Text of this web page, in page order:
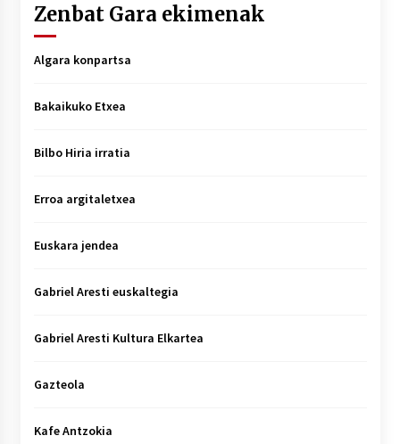
Zenbat Gara ekimenak
Algara konpartsa
Bakaikuko Etxea
Bilbo Hiria irratia
Erroa argitaletxea
Euskara jendea
Gabriel Aresti euskaltegia
Gabriel Aresti Kultura Elkartea
Gazteola
Kafe Antzokia